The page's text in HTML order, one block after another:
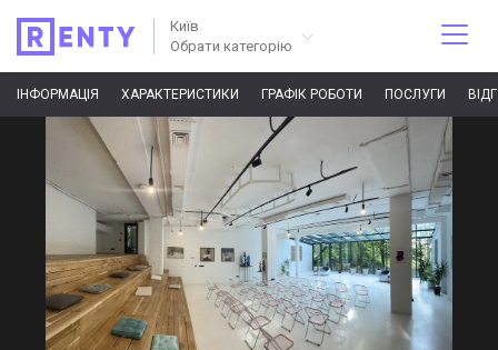
Київ
Обрати категорію
ІНФОРМАЦІЯ ХАРАКТЕРИСТИКИ ГРАФІК РОБОТИ ПОСЛУГИ